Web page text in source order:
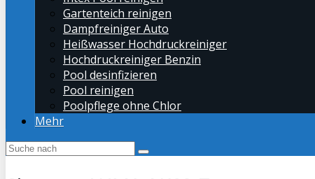
Gartenteich reinigen
Dampfreiniger Auto
Heißwasser Hochdruckreiniger
Hochdruckreiniger Benzin
Pool desinfizieren
Pool reinigen
Poolpflege ohne Chlor
Mehr